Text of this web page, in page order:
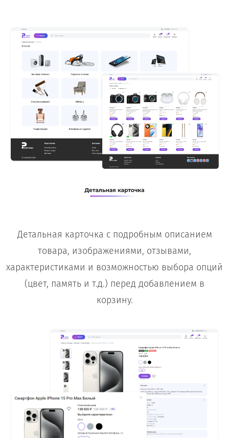
Детальная карточка с подробным описанием
товара, изображениями, отзывами,
характеристиками и возможностью выбора опций
(цвет, память и т.д.) перед добавлением в
корзину.